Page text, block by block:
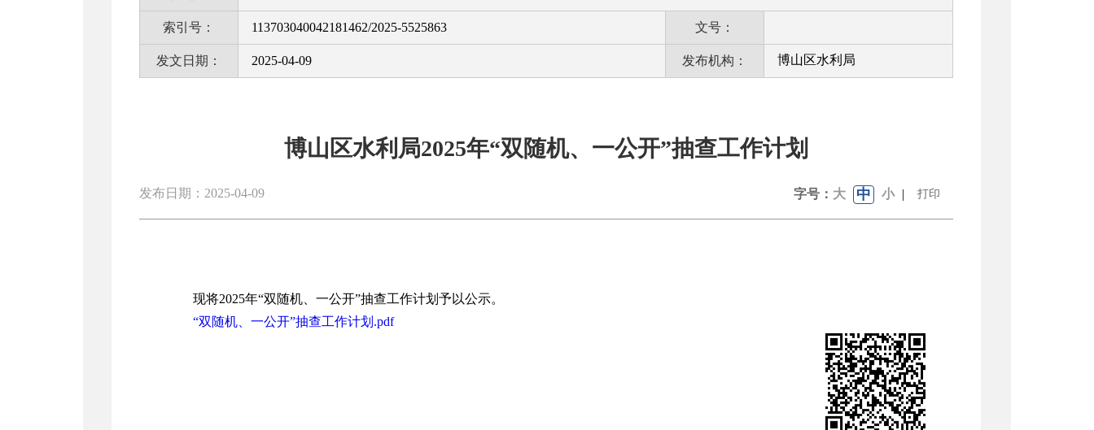
索引号： 113703040042181462/2025-5525863 文号：
发文日期： 2025-04-09 发布机构： 博山区水利局
博山区水利局2025年“双随机、一公开”抽查工作计划
发布日期：2025-04-09 字号： 大 中 小 | 打印
现将2025年“双随机、一公开”抽查工作计划予以公示。
“双随机、一公开”抽查工作计划.pdf